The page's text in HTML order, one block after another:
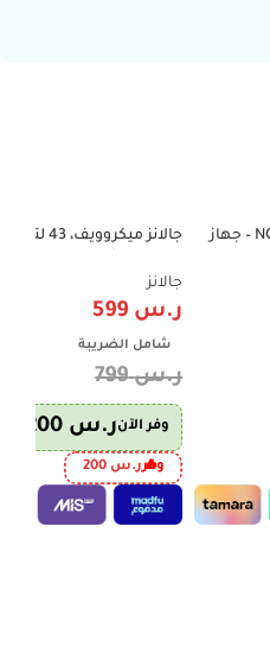
قدر طبخ أرز نادكو 2.2 لتر NC-522DR – جهاز
-25%
جالانز
ر.س
شامل الضريبة
ر.س799
وفر الآنر.س
وفرر.س 200